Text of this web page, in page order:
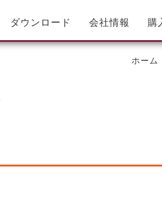
ダウンロード 会社情報 購
ホーム